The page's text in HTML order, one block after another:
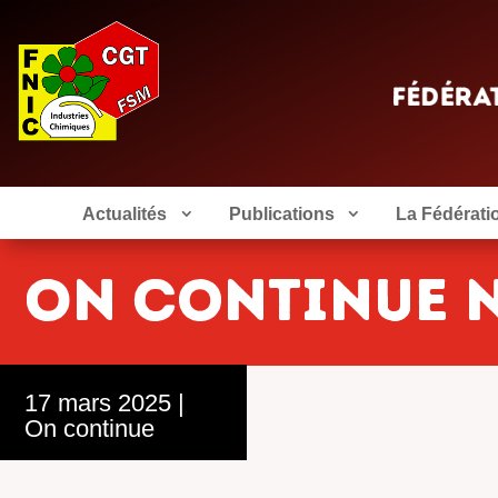
Actualités Publications La
On continue
17 mars 2025 |
On continue